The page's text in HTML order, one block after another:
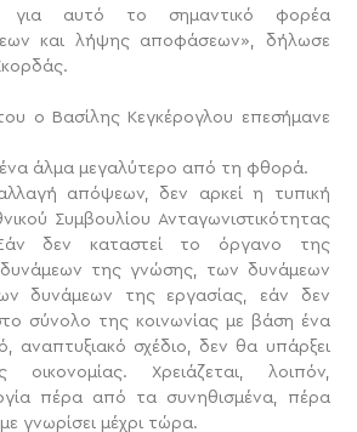
για αυτό το σημαντικό φορέα
και λήψης αποφάσεων», δήλωσε
ο Βασίλης Κεγκέρογλου επεσήμανε
ένα άλμα μεγαλύτερο από τη φθορά.
απόψεων, δεν αρκεί η τυπική
Συμβουλίου Ανταγωνιστικότητας
δεν καταστεί το όργανο της
της γνώσης, των δυνάμεων
δυνάμεων της εργασίας, εάν δεν
σύνολο της κοινωνίας με βάση ένα
αναπτυξιακό σχέδιο, δεν θα υπάρξει
οικονομίας. Χρειάζεται, λοιπόν,
πέρα από τα συνηθισμένα, πέρα
γνωρίσει μέχρι τώρα.